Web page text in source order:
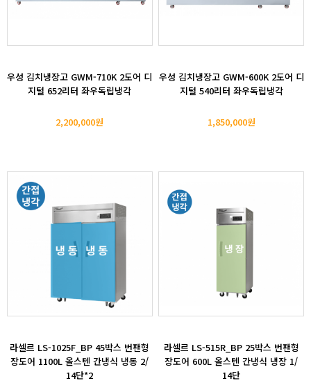
우성 김치냉장고 GWM-710K 2도어 디
지털 652리터 좌우독립냉각
2,200,000원
우성 김치냉장고 GWM-600K 2도어 디
지털 540리터 좌우독립냉각
1,850,000원
라셀르 LS-1025F_BP 45박스 번팬형
장도어 1100L 올스텐 간냉식 냉동 2/
14단*2
라셀르 LS-515R_BP 25박스 번팬형
장도어 600L 올스텐 간냉식 냉장 1/
14단